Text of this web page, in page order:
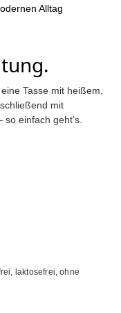
Alltag
Tasse mit heißem,
mit
einfach geht’s.
laktosefrei, ohne